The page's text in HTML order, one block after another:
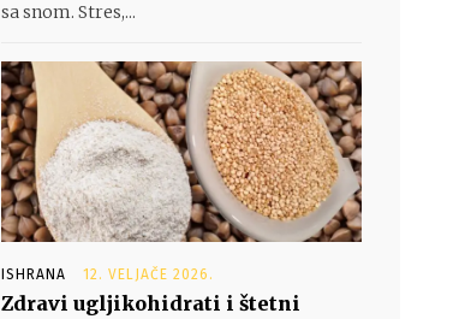
sa snom. Stres,...
ISHRANA 12. VELJAČE 2026.
Zdravi ugljikohidrati i štetni